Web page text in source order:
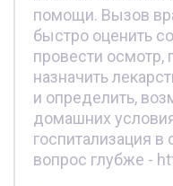
помощи. Вызов
быстро оценить
провести осмотр,
назначить
и определить,
домашних
госпитализация в
вопрос глубже -